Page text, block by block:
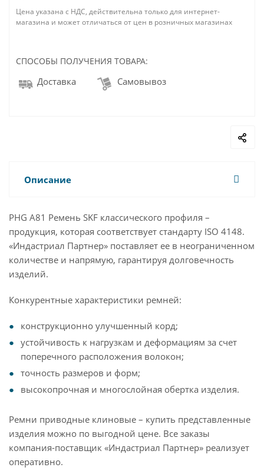
Цена указана с НДС, действительна только для интернет-
магазина и может отличаться от цен в розничных магазинах
СПОСОБЫ ПОЛУЧЕНИЯ ТОВАРА:
Доставка Самовывоз
Описание
PHG A81 Ремень SKF классического профиля –
продукция, которая соответствует стандарту ISO 4148.
«Индастриал Партнер» поставляет ее в неограниченном
количестве и напрямую, гарантируя долговечность
изделий.
Конкурентные характеристики ремней:
конструкционно улучшенный корд;
устойчивость к нагрузкам и деформациям за счет
поперечного расположения волокон;
точность размеров и форм;
высокопрочная и многослойная обертка изделия.
Ремни приводные клиновые – купить представленные
изделия можно по выгодной цене. Все заказы
компания-поставщик «Индастриал Партнер» реализует
оперативно.